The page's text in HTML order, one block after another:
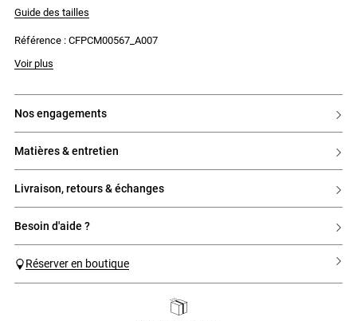
- Poignets resserrés avec 1 bouton de chaque côté
- Taille élastiquée
Guide des tailles
Référence : CFPCM00567_A007
Voir plus
nos engagements
matières & entretien
livraison, retours & échanges
besoin d'aide ?
Réserver en boutique